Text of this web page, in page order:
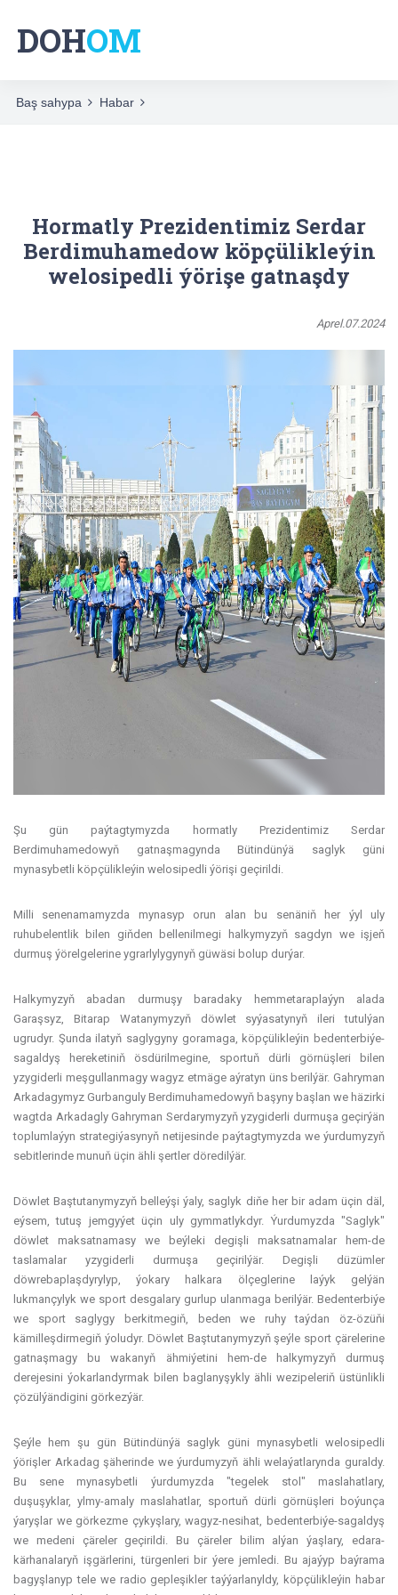
DOHOM
Baş sahypa Habar
Hormatly Prezidentimiz Serdar
Berdimuhamedow köpçülikleýin
welosipedli ýörişe gatnaşdy
Aprel.07.2024
Şu gün paýtagtymyzda hormatly Prezidentimiz Serdar
Berdimuhamedowyň gatnaşmagynda Bütindünýä saglyk güni
mynasybetli köpçülikleýin welosipedli ýörişi geçirildi.
Milli senenamamyzda mynasyp orun alan bu senäniň her ýyl uly
ruhubelentlik bilen giňden bellenilmegi halkymyzyň sagdyn we işjeň
durmuş ýörelgelerine ygrarlylygynyň güwäsi bolup durýar.
Halkymyzyň abadan durmuşy baradaky hemmetaraplaýyn alada
Garaşsyz, Bitarap Watanymyzyň döwlet syýasatynyň ileri tutulýan
ugrudyr. Şunda ilatyň saglygyny goramaga, köpçülikleýin bedenterbiýe-
sagaldyş hereketiniň ösdürilmegine, sportuň dürli görnüşleri bilen
yzygiderli meşgullanmagy wagyz etmäge aýratyn üns berilýär. Gahryman
Arkadagymyz Gurbanguly Berdimuhamedowyň başyny başlan we häzirki
wagtda Arkadagly Gahryman Serdarymyzyň yzygiderli durmuşa geçirýän
toplumlaýyn strategiýasynyň netijesinde paýtagtymyzda we ýurdumyzyň
sebitlerinde munuň üçin ähli şertler döredilýär.
Döwlet Baştutanymyzyň belleýşi ýaly, saglyk diňe her bir adam üçin däl,
eýsem, tutuş jemgyýet üçin uly gymmatlykdyr. Ýurdumyzda "Saglyk"
döwlet maksatnamasy we beýleki degişli maksatnamalar hem-de
taslamalar yzygiderli durmuşa geçirilýär. Degişli düzümler
döwrebaplaşdyrylyp, ýokary halkara ölçeglerine laýyk gelýän
lukmançylyk we sport desgalary gurlup ulanmaga berilýär. Bedenterbiýe
we sport saglygy berkitmegiň, beden we ruhy taýdan öz-özüňi
kämilleşdirmegiň ýoludyr. Döwlet Baştutanymyzyň şeýle sport çärelerine
gatnaşmagy bu wakanyň ähmiýetini hem-de halkymyzyň durmuş
derejesini ýokarlandyrmak bilen baglanyşykly ähli wezipeleriň üstünlikli
çözülýändigini görkezýär.
Şeýle hem şu gün Bütindünýä saglyk güni mynasybetli welosipedli
ýörişler Arkadag şäherinde we ýurdumyzyň ähli welaýatlarynda guraldy.
Bu sene mynasybetli ýurdumyzda "tegelek stol" maslahatlary,
duşuşyklar, ylmy-amaly maslahatlar, sportuň dürli görnüşleri boýunça
ýaryşlar we görkezme çykyşlary, wagyz-nesihat, bedenterbiýe-sagaldyş
we medeni çäreler geçirildi. Bu çäreler bilim alýan ýaşlary, edara-
kärhanalaryň işgärlerini, türgenleri bir ýere jemledi. Bu ajaýyp baýrama
bagyşlanyp tele we radio gepleşikler taýýarlanyldy, köpçülikleýin habar